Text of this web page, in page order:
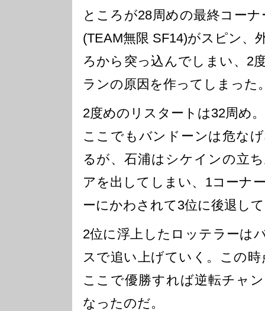
ところが28周めの最終コー
(TEAM無限 SF14)がスピン、
ろから突っ込んでしまい、2
ランの原因を作ってしまった
2度めのリスタートは32周め。
ここでもバンドーンは危な
るが、石浦はシケインの立
アを出してしまい、1コーナ
ーにかわされて3位に後退し
2位に浮上したロッテラーは
スで追い上げていく。この
ここで優勝すれば逆転チャ
なったのだ。